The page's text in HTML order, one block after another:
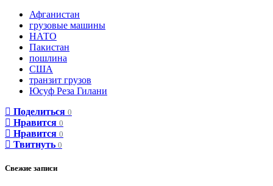
Афганистан
грузовые машины
НАТО
Пакистан
пошлина
США
транзит грузов
Юсуф Реза Гилани
Поделиться 0
Нравится 0
Нравится 0
Твитнуть 0
Свежие записи